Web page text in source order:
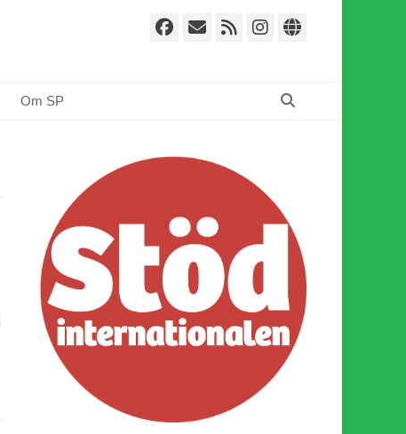
Facebook
E-
Webbflöde
Instagram
Om SP